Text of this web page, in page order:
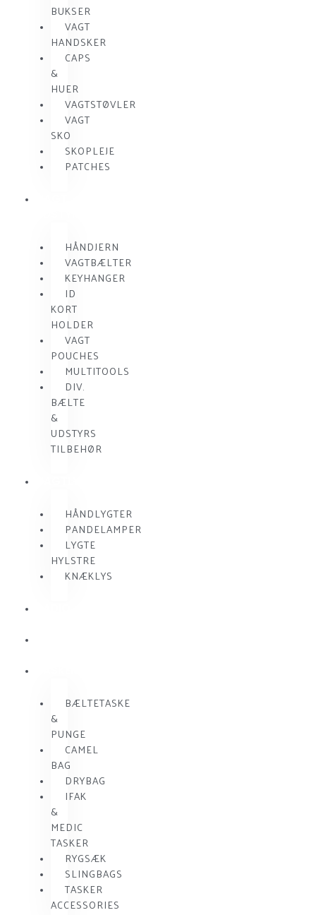
BUKSER
VAGT
HANDSKER
CAPS
&
HUER
VAGTSTØVLER
VAGT
SKO
SKOPLEJE
PATCHES
HÅNDJERN
VAGTBÆLTER
KEYHANGER
ID
KORT
HOLDER
VAGT
POUCHES
MULTITOOLS
DIV.
BÆLTE
&
UDSTYRS
TILBEHØR
HÅNDLYGTER
PANDELAMPER
LYGTE
HYLSTRE
KNÆKLYS
BÆLTETASKE
&
PUNGE
CAMEL
BAG
DRYBAG
IFAK
&
MEDIC
TASKER
RYGSÆK
SLINGBAGS
TASKER
ACCESSORIES